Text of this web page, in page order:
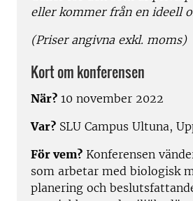
eller kommer från en ideell
(Priser angivna exkl. moms)
Kort om konferensen
När? 10 november 2022
Var? SLU Campus Ultuna,
För vem? Konferensen
som arbetar med biologisk
planering och